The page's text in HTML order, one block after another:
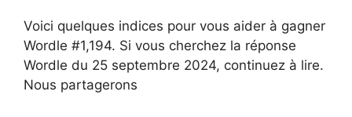
Voici quelques indices pour vous aider à gagner
Wordle #1,194. Si vous cherchez la réponse
Wordle du 25 septembre 2024, continuez à lire.
Nous partagerons